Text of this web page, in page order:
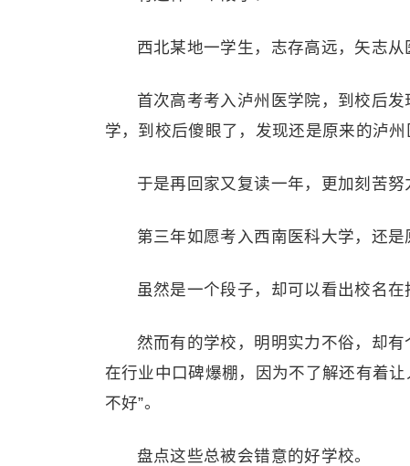
西北某地一学生，志存高远，矢志从
首次高考考入泸州医学院，到校后
学，到校后傻眼了，发现还是原来的泸州
于是再回家又复读一年，更加刻苦努
第三年如愿考入西南医科大学，还是
虽然是一个段子，却可以看出校名
然而有的学校，明明实力不俗，却有
在行业中口碑爆棚，因为不了解还有着
不好”。
盘点这些总被会错意的好学校。